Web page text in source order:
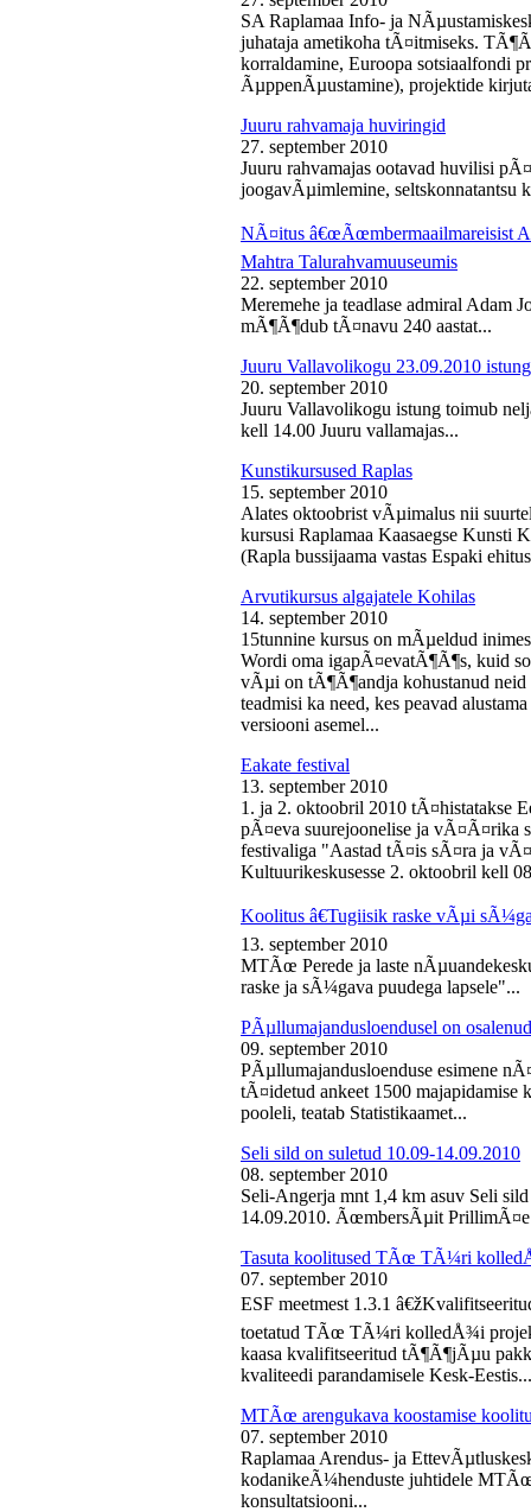
SA Raplamaa Info- ja
juhataja ametikoha tÃ¤itmiseks.
korraldamine, Euroopa sotsiaalfondi
ÃµppenÃµustamine), projektide
Juuru rahvamaja huviringid
27. september 2010
Juuru rahvamajas ootavad huvilisi
joogavÃµimlemine, seltskonnatantsu
NÃ¤itus â€œÃœmbermaailmareisist
Mahtra Talurahvamuuseumis
22. september 2010
Meremehe ja teadlase admiral Adam
mÃ¶Ã¶dub tÃ¤navu 240 aastat...
Juuru Vallavolikogu 23.09.2010 istung
20. september 2010
Juuru Vallavolikogu istung toimub
kell 14.00 Juuru vallamajas...
Kunstikursused Raplas
15. september 2010
Alates oktoobrist vÃµimalus nii
kursusi Raplamaa Kaasaegse Kunsti
(Rapla bussijaama vastas Espaki
Arvutikursus algajatele Kohilas
14. september 2010
15tunnine kursus on mÃµeldud
Wordi oma igapÃ¤evatÃ¶Ã¶s, kuid
vÃµi on tÃ¶Ã¶andja kohustanud neid
teadmisi ka need, kes peavad
versiooni asemel...
Eakate festival
13. september 2010
1. ja 2. oktoobril 2010 tÃ¤histatakse
pÃ¤eva suurejoonelise ja vÃ¤Ã¤rika
festivaliga "Aastad tÃ¤is sÃ¤ra ja
Kultuurikeskusesse 2. oktoobril kell
Koolitus â€Tugiisik raske vÃµi
13. september 2010
MTÃœ Perede ja laste
raske ja sÃ¼gava puudega lapsele"...
PÃµllumajandusloendusel on
09. september 2010
PÃµllumajandusloenduse esimene
tÃ¤idetud ankeet 1500 majapidamise
pooleli, teatab Statistikaamet...
Seli sild on suletud 10.09-14.09.2010
08. september 2010
Seli-Angerja mnt 1,4 km asuv Seli
14.09.2010. ÃœmbersÃµit
Tasuta koolitused TÃœ TÃ¼ri
07. september 2010
ESF meetmest 1.3.1
toetatud TÃœ TÃ¼ri kolledÅ¾i
kaasa kvalifitseeritud tÃ¶Ã¶jÃµu
kvaliteedi parandamisele Kesk-Eestis...
MTÃœ arengukava koostamise
07. september 2010
Raplamaa Arendus- ja
kodanikeÃ¼henduste juhtidele
konsultatsiooni...